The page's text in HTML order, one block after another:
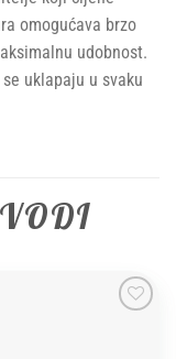
omogućava brzo
udobnost.
uklapaju u svaku